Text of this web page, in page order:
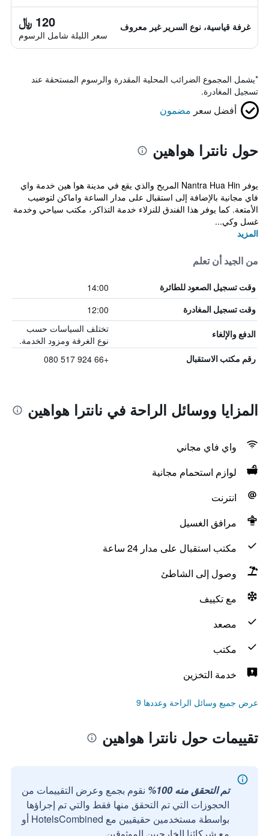
غرفة قياسية، نوع السرير غير معروف 120 ﷼
سعر الليلة شامل الرسوم
*يشمل المجموع الضرائب المحلية المقدرة والرسوم المستحقة عند
تسجيل المغادرة.
أفضل سعر مضمون
حول نانترا هواهين
يوفر Nantra Hua Hin المريح والذي يقع في مدينة هوا هين خدمة واي
فاي مجانية بالإضافة إلى استقبال على مدار الساعة واماكن لتوضيب
الأمتعة. كما يوفر هذا الفندق للنزلاء خدمة التذاكر، مكتب سياحي وخدمة
غسل وكي...
المزيد
من الجيد أن تعلم
وقت تسجيل الصعود للطائرة 14:00
وقت تسجيل المغادرة 12:00
الدفع والإلغاء
تختلف السياسات حسب
نوع الغرفة ومزود الخدمة.
رقم مكتب الاستقبال +66 924 517 080
المزايا ووسائل الراحة في نانترا هواهين
واي فاي مجاني
لوازم استحمام مجانية
انترنت
مرافق الغسيل
مكتب استقبال على مدار 24 ساعة
وصول إلى الشاطئ
مع تكييف
مصعد
مكتب
خدمة التخزين
عرض جميع وسائل الراحة وعددها 9
تقييمات حول نانترا هواهين
تم التحقق منه 100%
نقوم بجمع وعرض التقييمات من
الحجوزات التي تم التحقق منها فقط والتي تم إجراؤها
بواسطة مستخدمين حقيقيين مع HotelsCombined أو